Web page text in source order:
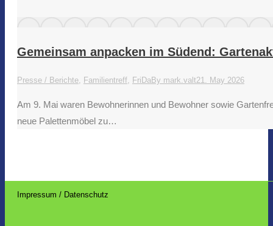
Gemeinsam anpacken im Südend:
Presse / Berichte, Familientreff, FriDaBy mark.valt21. May 2026
Am 9. Mai waren Bewohnerinnen und Bewohner sowie
neue Palettenmöbel zu…
Impressum / Datenschutz